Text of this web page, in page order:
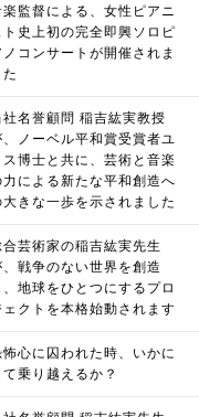
楽監督による、女性ピアニ
ト史上初の完全即興ソロピ
ノコンサートが開催されま
た
社名誉顧問 稲吉紘実教授
、ノーベル平和賞受賞者ユ
ス博士と共に、芸術と音楽
力による新たな平和創造へ
大きな一歩を示されました
合芸術家の稲吉紘実先生
、戦争のない世界を創造
、地球をひとつにするプロ
ェクトを本格始動されます
怖心に囚われた時、いかに
て乗り越えるか？